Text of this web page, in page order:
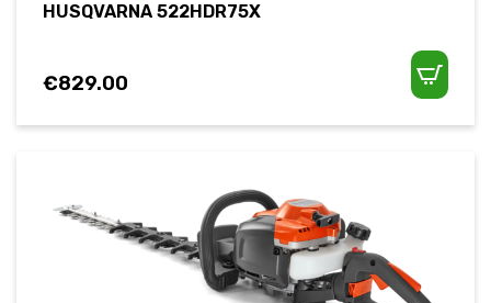
HUSQVARNA 522HDR75X
€829.00